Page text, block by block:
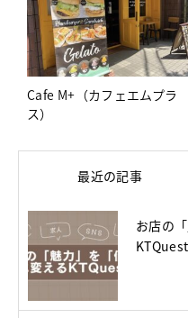
Cafe M+（カフェエムプラ
ス）
最近の記事
お店の
KTQuest